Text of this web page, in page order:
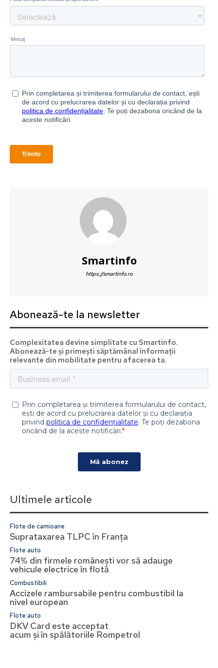
săptămânal informații relevante din mobilitate pentru
Smartinfo
https://smartinfo.ro
Abonează-te la newsletter
Complexitatea devine simplitate cu Smartinfo.
Abonează-te și primești săptămânal informații
relevante din mobilitate pentru afacerea ta.
Ultimele articole
Flote de camioane
Suprataxarea TLPC în Franța
Flote auto
74% din firmele românești vor să adauge
vehicule electrice în flotă
Combustibili
Accizele rambursabile pentru combustibil la
nivel european
Flote auto
DKV Card este acceptat
acum și în spălătoriile Rompetrol